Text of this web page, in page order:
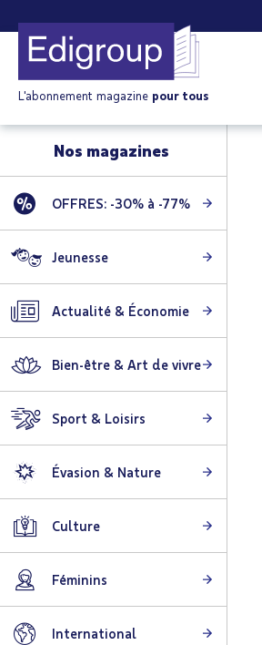
L'abonnement magazine pour tous
Nos magazines
OFFRES: -30% à -77%
Jeunesse
Actualité & Économie
Bien-être & Art de vivre
Sport & Loisirs
Évasion & Nature
Culture
Féminins
International